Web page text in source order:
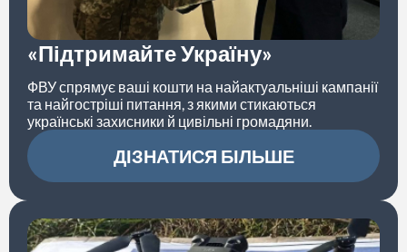
«Підтримайте Україну»
ФВУ спрямує ваші кошти на найактуальніші кампанії
та найгостріші питання, з якими стикаються
українські захисники й цивільні громадяни.
ДІЗНАТИСЯ БІЛЬШЕ